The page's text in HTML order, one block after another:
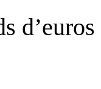
d’euros